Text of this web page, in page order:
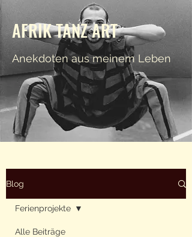
Blog
Alle Beiträge
Ferienprojekte
AFRIK TANZ ART
Anekdoten aus meinem Leben